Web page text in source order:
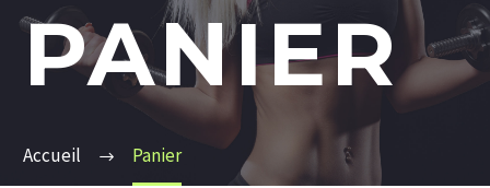
PANIER
Accueil Panier